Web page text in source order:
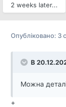
2 weeks later...
Опубліковано: 3
В
Можна
+